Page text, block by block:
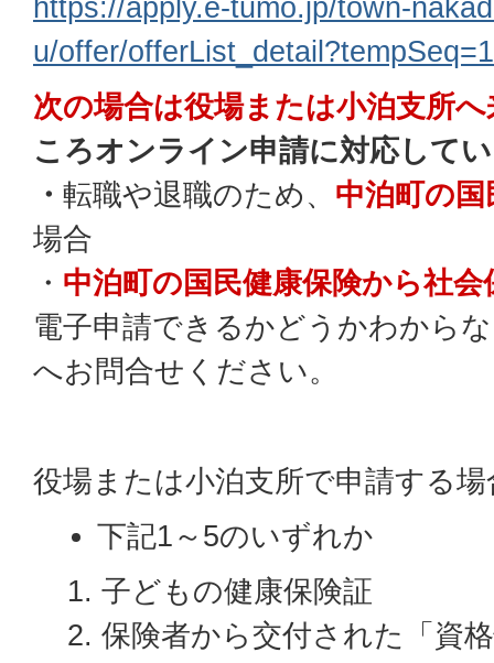
https://apply.e-tumo.jp/town-
u/offer/
次の場合は役場または小泊支所
ころオンライン申請に対応して
・ 転職や退職のため、 中泊町の
場合
・ 中泊町の国民健康保険から社
電子申請できるかどうかわから
へお問合せください。
役場または小泊支所で申請する
下記1～5のいずれか
子どもの健康保険証
保険者から交付された「資